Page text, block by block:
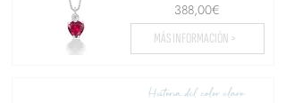
388,00€
MÁS INFORMACIÓN >
Historia del color claro